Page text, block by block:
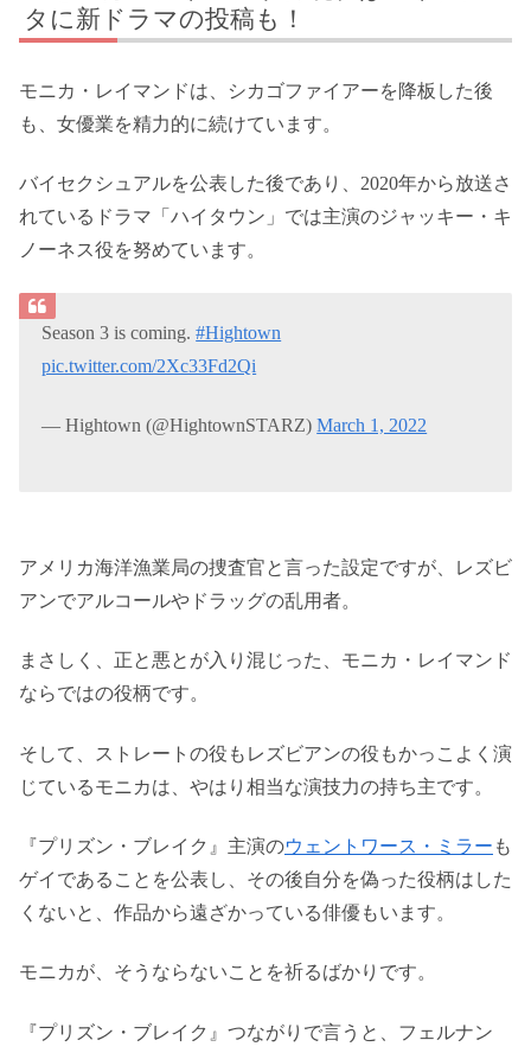
タに新ドラマの投稿も！
モニカ・レイマンドは、シカゴファイアーを降板した後
も、女優業を精力的に続けています。
バイセクシュアルを公表した後であり、2020年から放送さ
れているドラマ「ハイタウン」では主演のジャッキー・キ
ノーネス役を努めています。
Season 3 is coming.#Hightown
pic.twitter.com/2Xc33Fd2Qi
— Hightown (@HightownSTARZ)March 1, 2022
アメリカ海洋漁業局の捜査官と言った設定ですが、レズビ
アンでアルコールやドラッグの乱用者。
まさしく、正と悪とが入り混じった、モニカ・レイマンド
ならではの役柄です。
そして、ストレートの役もレズビアンの役もかっこよく演
じているモニカは、やはり相当な演技力の持ち主です。
『プリズン・ブレイク』主演のウェントワース・ミラー も
ゲイであることを公表し、その後自分を偽った役柄はした
くないと、作品から遠ざかっている俳優もいます。
モニカが、そうならないことを祈るばかりです。
『プリズン・ブレイク』つながりで言うと、フェルナン